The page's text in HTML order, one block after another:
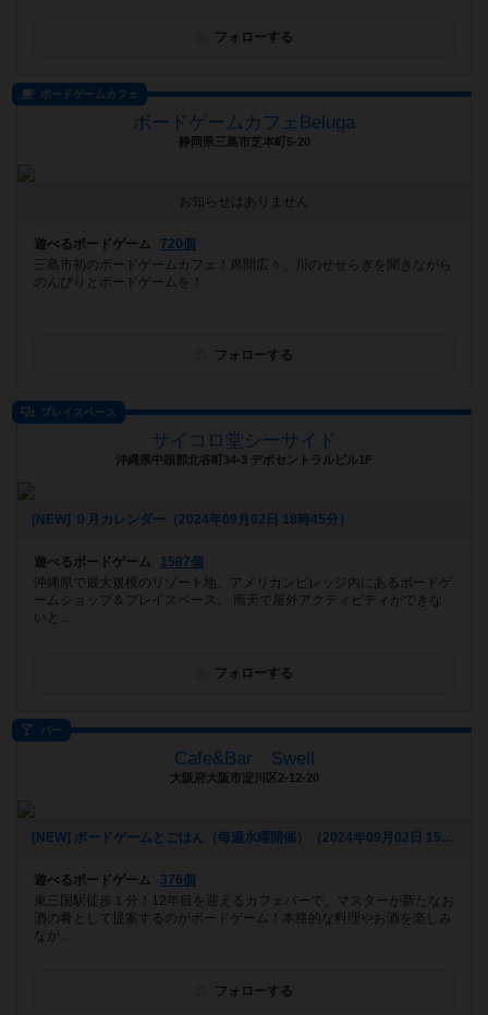
フォローする
ボードゲームカフェ
ボードゲームカフェBeluga
静岡県三島市芝本町5-20
お知らせはありません
遊べるボードゲーム
720個
三島市初のボードゲームカフェ！席間広々、川のせせらぎを聞きながら
のんびりとボードゲームを！
フォローする
プレイスペース
サイコロ堂シーサイド
沖縄県中頭郡北谷町34-3 デポセントラルビル1F
[NEW] ９月カレンダー（2024年09月02日 18時45分）
遊べるボードゲーム
1587個
沖縄県で最大規模のリゾート地、アメリカンビレッジ内にあるボードゲ
ームショップ＆プレイスペース。 雨天で屋外アクティビティができな
いと...
フォローする
バー
Cafe&Bar Swell
大阪府大阪市淀川区2-12-20
[NEW] ボードゲームとごはん（毎週水曜開催）（2024年09月02日 15時30分）
遊べるボードゲーム
376個
東三国駅徒歩１分！12年目を迎えるカフェバーで、マスターが新たなお
酒の肴として提案するのがボードゲーム！本格的な料理やお酒を楽しみ
なが...
フォローする